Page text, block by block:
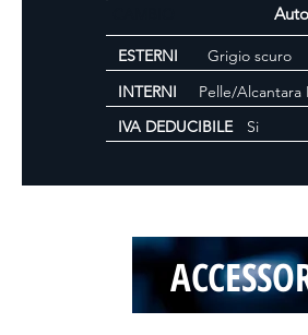
ESTERNI
Grigio scuro
INTERNI
Pelle/Alcantara
IVA DEDUCIBILE
Si